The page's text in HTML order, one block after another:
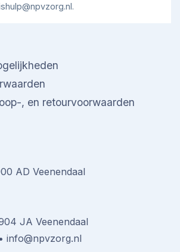
, en retourvoorwaarden
AD Veenendaal
JA Veenendaal
• info@npvzorg.nl